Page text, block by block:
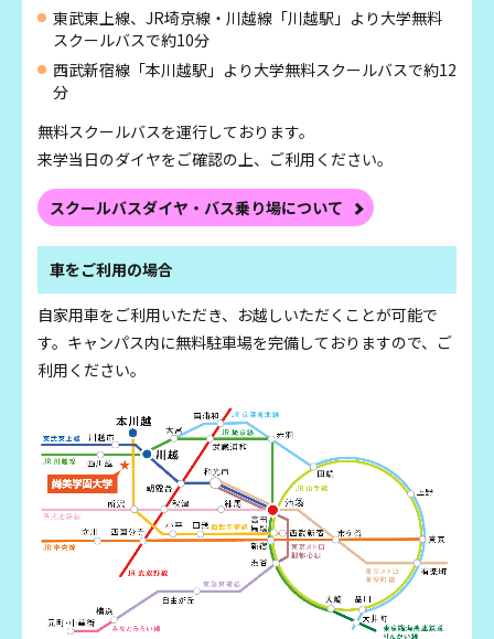
東武東上線、JR埼京線・川越線「川越駅」より大学無料
スクールバスで約10分
西武新宿線「本川越駅」より大学無料スクールバスで約12
分
無料スクールバスを運行しております。
来学当日のダイヤをご確認の上、ご利用ください。
スクールバスダイヤ・ バス乗り場について
車をご利用の場合
自家用車をご利用いただき、お越しいただくことが可能で
す。キャンパス内に無料駐車場を完備しておりますので、ご
利用ください。